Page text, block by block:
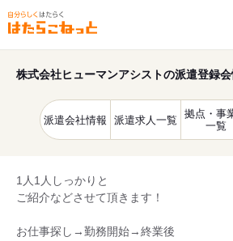
株式会社ヒューマンアシストの派遣登録会
派遣会社情報 派遣求人一覧
拠点・事
一覧
1人1人しっかりと
ご紹介などさせて頂きます！
お仕事探し→勤務開始→終業後